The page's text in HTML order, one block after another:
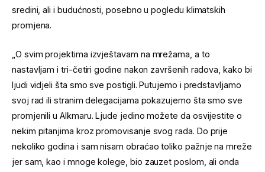
sredini, ali i budućnosti, posebno u pogledu klimatskih
promjena.
„O svim projektima izvještavam na mrežama, a to
nastavljam i tri-četiri godine nakon završenih radova, kako bi
ljudi vidjeli šta smo sve postigli. Putujemo i predstavljamo
svoj rad ili stranim delegacijama pokazujemo šta smo sve
promjenili u Alkmaru. Ljude jedino možete da osvijestite o
nekim pitanjima kroz promovisanje svog rada. Do prije
nekoliko godina i sam nisam obraćao toliko pažnje na mreže
jer sam, kao i mnoge kolege, bio zauzet poslom, ali onda